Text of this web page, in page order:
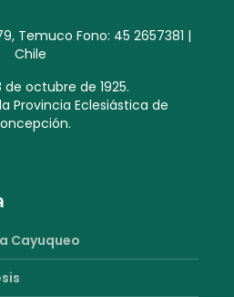
Temuco Fono: 45 2657381 |
Chile
de octubre de 1925.
Provincia Eclesiástica de
Cayuqueo